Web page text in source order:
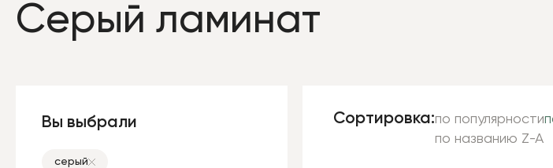
Серый ламинат
Вы выбрали
серый
Сортировка:по популярности
по названию Z-A